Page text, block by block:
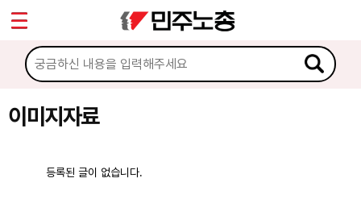
이미지자료
등록된 글이 없습니다.
마이페이지
소개
소식
Sketchbook5, 스케치북5
Sketchbook5, 스케치북5